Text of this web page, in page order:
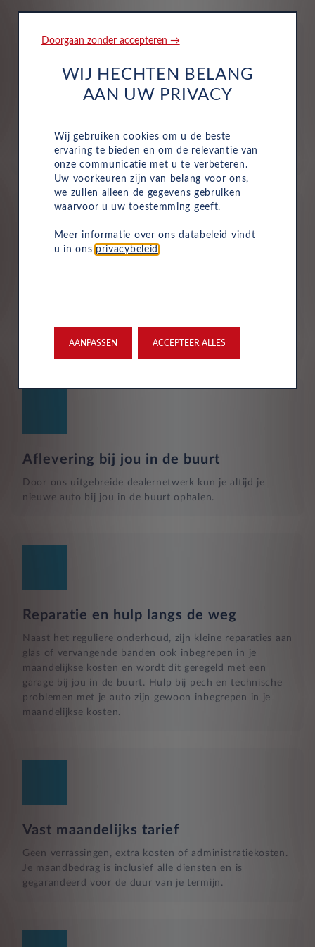
Wegenbelasting
maandelijkse kosten, dus je hoeft dit niet zelf te
betalen.
uitgebreide dekking, zodat je volledig beschermd bent in
het geval van onvoorziene ongelukken.
Aflevering bij jou in de buurt
Door ons uitgebreide dealernetwerk kun je altijd je
nieuwe auto bij jou in de buurt ophalen.
Reparatie en hulp langs de weg
Naast het reguliere onderhoud, zijn kleine reparaties aan
glas of vervangende banden ook inbegrepen in je
maandelijkse kosten en wordt dit geregeld met een
garage bij jou in de buurt. Hulp bij pech en technische
problemen met je auto zijn gewoon inbegrepen in je
maandelijkse kosten.
Vast maandelijks tarief
Geen verrassingen, extra kosten of administratiekosten.
Je maandbedrag is inclusief alle diensten en is
gegarandeerd voor de duur van je termijn.
Doorgaan zonder accepteren →
WIJ HECHTEN BELANG
AAN UW PRIVACY
Wij gebruiken cookies om u de beste
ervaring te bieden en om de relevantie van
onze communicatie met u te verbeteren.
Uw voorkeuren zijn van belang voor ons,
we zullen alleen de gegevens gebruiken
waarvoor u uw toestemming geeft.
Meer informatie over ons databeleid vindt
u in ons privacybeleid
AANPASSEN ACCEPTEER ALLES